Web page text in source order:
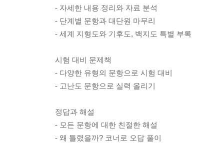
- 자세한 내용 정리와 자료 분석
- 단계별 문항과 대단원 마무리
- 세계 지형도와 기후도, 백지도 특별 부록
시험 대비 문제책
- 다양한 유형의 문항으로 시험 대비
- 고난도 문항으로 실력 올리기
정답과 해설
- 모든 문항에 대한 친절한 해설
- 왜 틀렸을까? 코너로 오답 풀이